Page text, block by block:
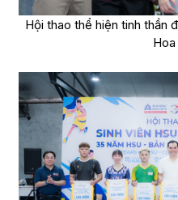
Hội thao thể hiện tinh thần
Hoa